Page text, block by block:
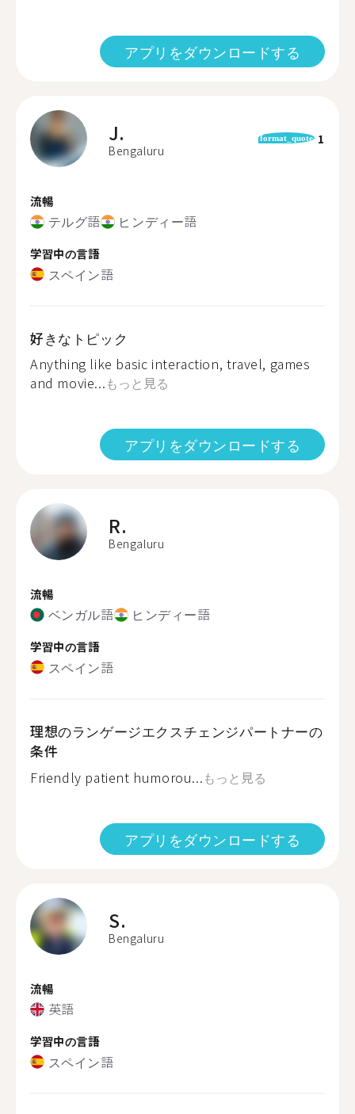
アプリをダウンロードする
J.
Bengaluru
format_quote 1
流暢
テルグ語 ヒンディー語
学習中の言語
スペイン語
好きなトピック
Anything like basic interaction, travel, games
and movie...もっと見る
アプリをダウンロードする
R.
Bengaluru
流暢
ベンガル語 ヒンディー語
学習中の言語
スペイン語
理想のランゲージエクスチェンジパートナーの
条件
Friendly patient humorou...もっと見る
アプリをダウンロードする
S.
Bengaluru
流暢
英語
学習中の言語
スペイン語